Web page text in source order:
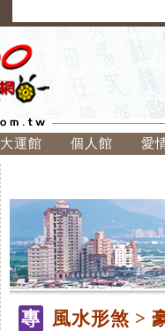
大運館 個人館 愛
專 風水形煞 >